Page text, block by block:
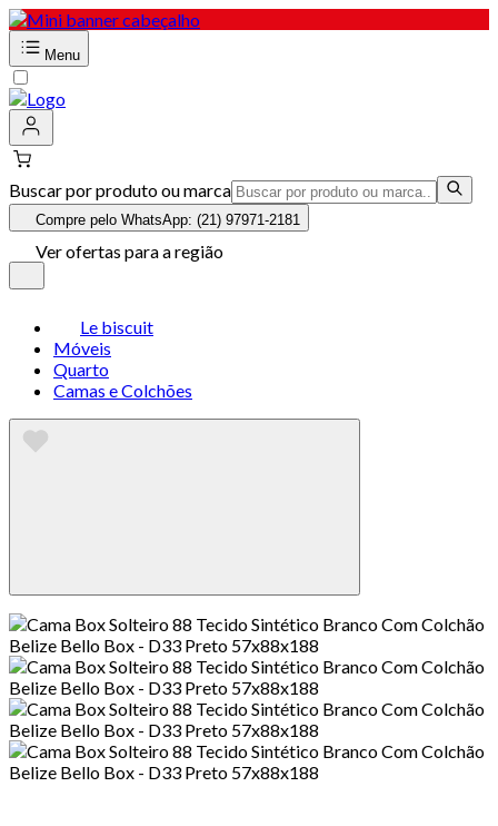
Menu
Buscar por produto ou marca
Compre pelo WhatsApp: (21) 97971-2181
Ver ofertas para a região
Le biscuit
Móveis
Quarto
Camas e Colchões